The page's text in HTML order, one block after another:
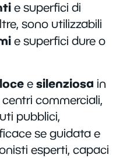
e superfici di
sono utilizzabili
e superfici dure o
e silenziosa in
commerciali,
pubblici,
se guidata e
esperti, capaci